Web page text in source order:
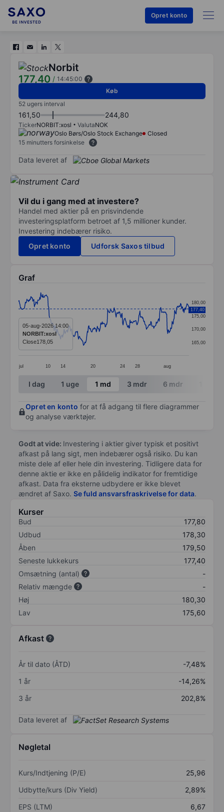
Opret konto
Norbit
177,40 / 14:45:00
Køb
52 ugers interval
161,50 244,80
TickerNORBIT:xosl ValutaNOK
Oslo Børs/Oslo Stock Exchange
Closed
15 minutters forsinkelse
Data leveret af
Vil du i gang med at investere?
Handel med aktier på en prisvindende
investeringsplatform betroet af 1,5 millioner kunder.
Investering indebærer risiko.
Opret konto
Udforsk Saxos tilbud
Graf
Line chart with 345 data points.
The chart has 1 X axis displaying categories.
The chart has 1 Y axis displaying values. Data
jul 10 14 20 24 28 aug
165,00
170,00
175,00
180,00
177,40
05-aug-2026 14:00
NORBIT:xosl
Close178,05
End of interactive chart.
I dag 1 uge 1 md 3 mdr 6 mdr
Opret en konto for at få adgang til flere diagrammer
og analyse værktøjer.
Godt at vide: Investering i aktier giver typisk et positivt
afkast på lang sigt, men indebærer også risiko. Du kan
miste dele af eller hele din investering. Tidligere data for
denne aktie er ikke en pålidelig indikator for fremtidige
afkast. Data fra eksterne udbydere er ikke blevet
ændret af Saxo. Se fuld ansvarsfraskrivelse for data.
Kurser
Bud
177,80
Udbud
178,30
Åben
179,50
Seneste lukkekurs
177,40
Omsætning (antal)
-
Relativ mængde
-
Høj
180,30
Lav
175,60
Afkast
År til dato (ÅTD)
-7,48%
1 år
-14,26%
3 år
202,8%
Data leveret af
Nøgletal
Kurs/Indtjening (P/E)
25,96
Udbytte/kurs (Div Yield)
2,89%
EPS (LTM)
6,67